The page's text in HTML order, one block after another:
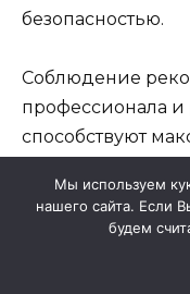
безопасностью.
Соблюдение
профессионала
способствуют
значительно
пациента и его
Мы используем
нашего сайта. Если
будем